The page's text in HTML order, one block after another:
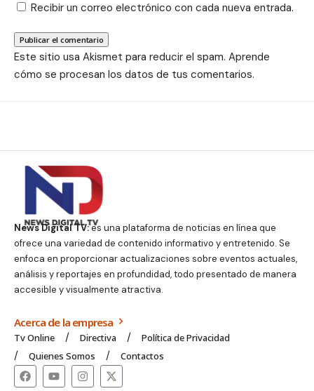
Recibir un correo electrónico con cada nueva entrada.
Este sitio usa Akismet para reducir el spam. Aprende
cómo se procesan los datos de tus comentarios.
News Digital TV:es una plataforma de noticias en línea que
ofrece una variedad de contenido informativo y entretenido. Se
enfoca en proporcionar actualizaciones sobre eventos actuales,
análisis y reportajes en profundidad, todo presentado de manera
accesible y visualmente atractiva.
Acerca de la empresa
Tv Online Directiva
Política de Privacidad
Quienes Somos
Contactos